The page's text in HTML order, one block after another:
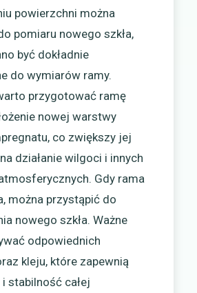
powierzchni można
pomiaru nowego szkła,
być dokładnie
do wymiarów ramy.
przygotować ramę
nowej warstwy
co zwiększy jej
działanie wilgoci i innych
Gdy rama
można przystąpić do
nowego szkła. Ważne
odpowiednich
kleju, które zapewnią
stabilność całej